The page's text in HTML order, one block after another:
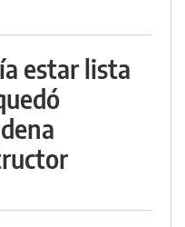
estar lista